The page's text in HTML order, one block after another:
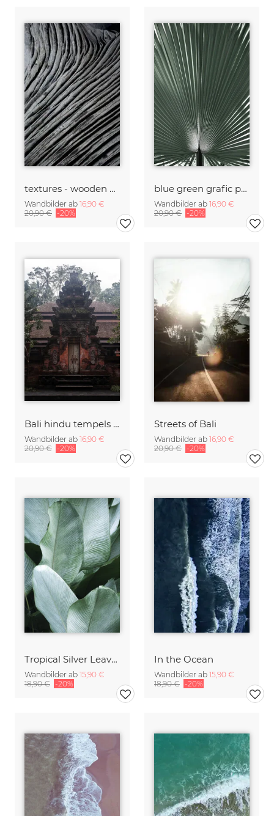
textures - wooden waves and ocean
Wandbilder ab 16,90 €
20,90 € -20%
blue green grafic palm leaf
Wandbilder ab 16,90 €
20,90 € -20%
Bali hindu tempels & palms
Wandbilder ab 16,90 €
20,90 € -20%
Streets of Bali
Wandbilder ab 16,90 €
20,90 € -20%
Tropical Silver Leaves
Wandbilder ab 15,90 €
18,90 € -20%
In the Ocean
Wandbilder ab 15,90 €
18,90 € -20%